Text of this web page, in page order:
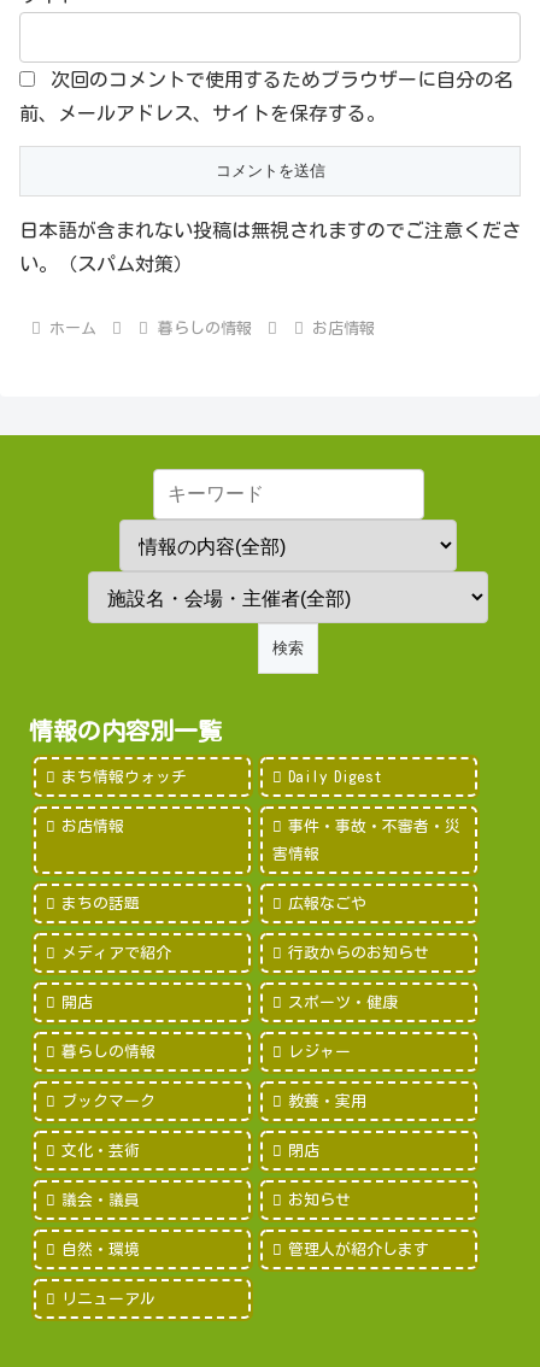
次回のコメントで使用するためブラウザーに自分の名
前、メールアドレス、サイトを保存する。
日本語が含まれない投稿は無視されますのでご注意くださ
い。（スパム対策）
ホーム 暮らしの情報 お店情報
情報の内容別一覧
まち情報ウォッチ Daily Digest
お店情報
事件・事故・不審者・災
害情報
まちの話題 広報なごや
メディアで紹介 行政からのお知らせ
開店 スポーツ・健康
暮らしの情報 レジャー
ブックマーク 教養・実用
文化・芸術 閉店
議会・議員 お知らせ
自然・環境 管理人が紹介します
リニューアル